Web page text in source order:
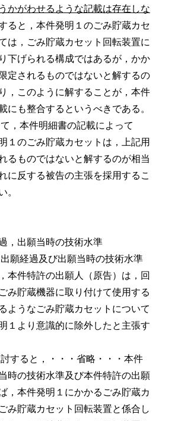
かがわせるような記載は存在しな
ると，本件発明１のごみ貯蔵カセ
は，ごみ貯蔵カセット回転装置に
下げられる構成ではあるが，かか
定されるものではないと解するの
，このように解することが，本件
にも整合するというべきである。
，本件明細書の記載によって
１のごみ貯蔵カセットは，上記用
るものではないと解するのが相当
に反する被告の主張を採用するこ
。
，出願当時の技術水準
願経過及び出願当時の技術水準
本件特許の出願人（原告）は，回
み貯蔵機器に取り付けて使用する
ようなごみ貯蔵カセットについて
１より意識的に除外したと主張す
すると，・・・省略・・・本件
時の技術水準及び本件特許の出願
，本件発明１にかかるごみ貯蔵カ
み貯蔵カセット回転装置と係合し